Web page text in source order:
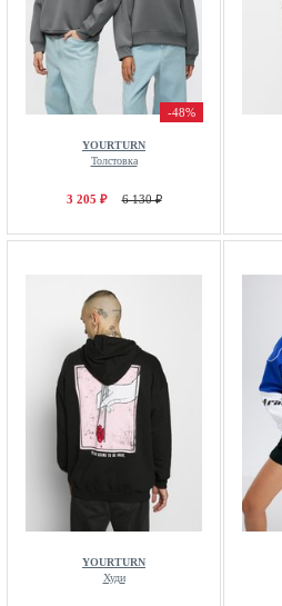
-48%
YOURTURN
Толстовка
3 205 ₽ 6 130 ₽
YOURTURN
Худи